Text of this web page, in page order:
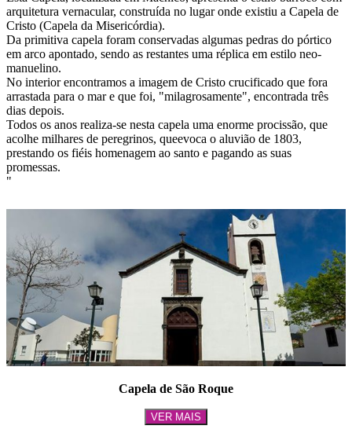
arquitetura vernacular, construída no lugar onde existiu a Capela de
Cristo (Capela da Misericórdia).
Da primitiva capela foram conservadas algumas pedras do pórtico
em arco apontado, sendo as restantes uma réplica em estilo neo-
manuelino.
No interior encontramos a imagem de Cristo crucificado que fora
arrastada para o mar e que foi, "milagrosamente", encontrada três
dias depois.
Todos os anos realiza-se nesta capela uma enorme procissão, que
acolhe milhares de peregrinos, queevoca o aluvião de 1803,
prestando os fiéis homenagem ao santo e pagando as suas
promessas.
"
Capela de São Roque
VER MAIS